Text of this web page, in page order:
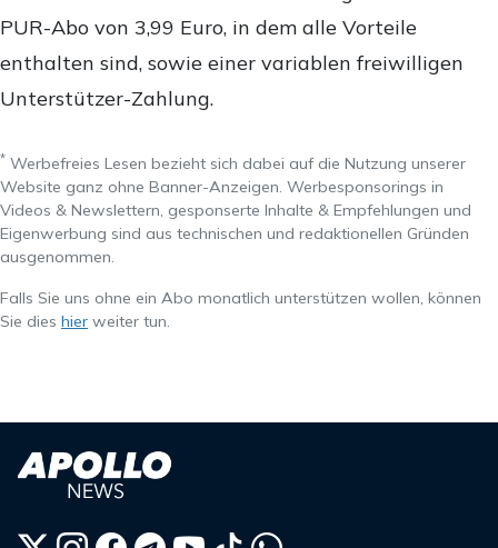
PUR-Abo von 3,99 Euro, in dem alle Vorteile
enthalten sind, sowie einer variablen freiwilligen
Unterstützer-Zahlung.
* Werbefreies Lesen bezieht sich dabei auf die Nutzung unserer
Website ganz ohne Banner-Anzeigen. Werbesponsorings in
Videos & Newslettern, gesponserte Inhalte & Empfehlungen und
Eigenwerbung sind aus technischen und redaktionellen Gründen
ausgenommen.
Falls Sie uns ohne ein Abo monatlich unterstützen wollen, können
Sie dies hier weiter tun.